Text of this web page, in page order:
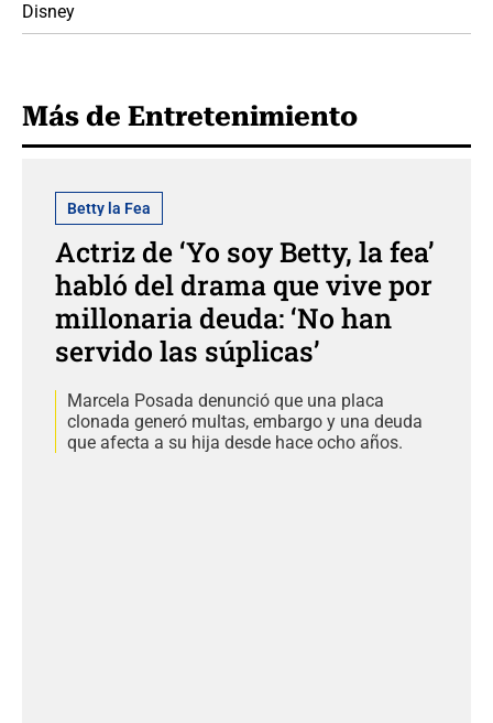
Disney
Más de Entretenimiento
Betty la Fea
Actriz de ‘Yo soy Betty, la fea’
habló del drama que vive por
millonaria deuda: ‘No han
servido las súplicas’
Marcela Posada denunció que una placa
clonada generó multas, embargo y una deuda
que afecta a su hija desde hace ocho años.